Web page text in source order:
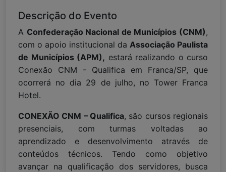
Descrição do Evento
A Confederação Nacional de Municípios (CNM) ,
com o apoio institucional da Associação Paulista
de Municípios (APM), estará realizando o curso
Conexão CNM - Qualifica em Franca/SP, que
ocorrerá no dia 29 de julho, no Tower Franca
Hotel.
CONEXÃO CNM – Qualifica, são cursos regionais
presenciais, com turmas voltadas ao
aprendizado e desenvolvimento através de
conteúdos técnicos. Tendo como objetivo
avançar na qualificação dos servidores, busca